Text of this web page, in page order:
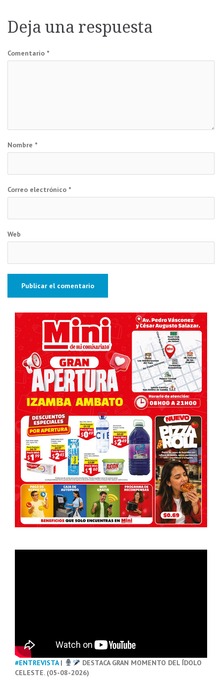
entradas
Deja una respuesta
Comentario *
Nombre *
Correo electrónico *
Web
#ENTREVISTA|
DESTACA GRAN MOMENTO DEL ÍDOLO
CELESTE. (05-08-2026)